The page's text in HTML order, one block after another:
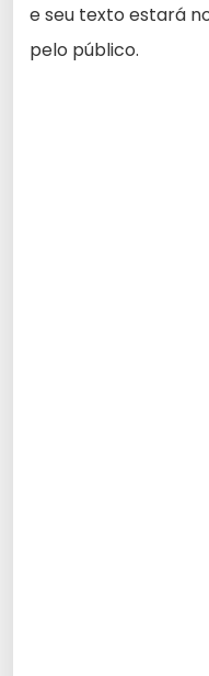
e seu texto estará
pelo público.